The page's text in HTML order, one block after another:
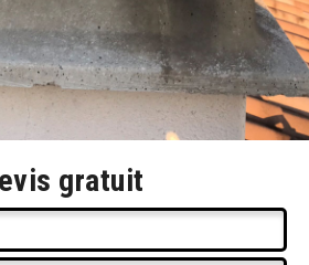
gratuit